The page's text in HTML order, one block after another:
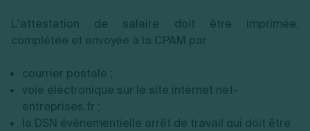
L’attestation de salaire doit être imprimée,
complétée et envoyée à la CPAM par :
courrier postale ;
voie électronique sur le site internet net-
entreprises.fr ;
la DSN événementielle arrêt de travail qui doit être